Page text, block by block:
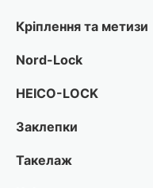
Кріплення та метизи
Nord-Lock
HEICO-LOCK
Заклепки
Такелаж